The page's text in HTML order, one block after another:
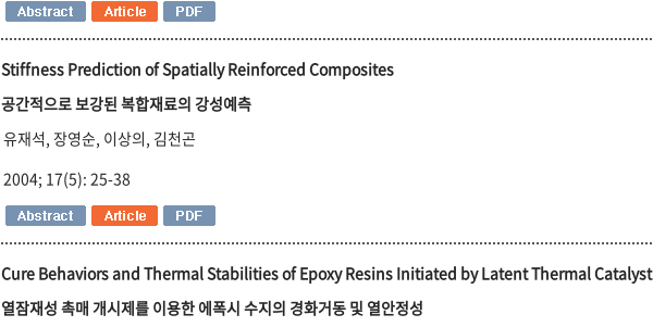
Stiffness Prediction of Spatially Reinforced Composites
공간적으로 보강된 복합재료의 강성예측
유재석, 장영순, 이상의, 김천곤
2004; 17(5): 25-38
Cure Behaviors and Thermal Stabilities of Epoxy Resins Initiated by Latent Thermal Catalyst
열잠재성 촉매 개시제를 이용한 에폭시 수지의 경화거동 및 열안정성